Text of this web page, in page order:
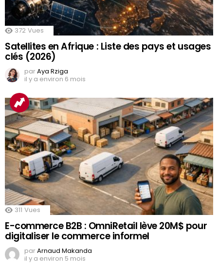
372 Vues
Satellites en Afrique : Liste des pays et usages
clés (2026)
parAya Rziga
il y a environ 6 mois
311 Vues
E-commerce B2B : OmniRetail lève 20M$ pour
digitaliser le commerce informel
parArnaud Makanda
il y a environ 5 mois